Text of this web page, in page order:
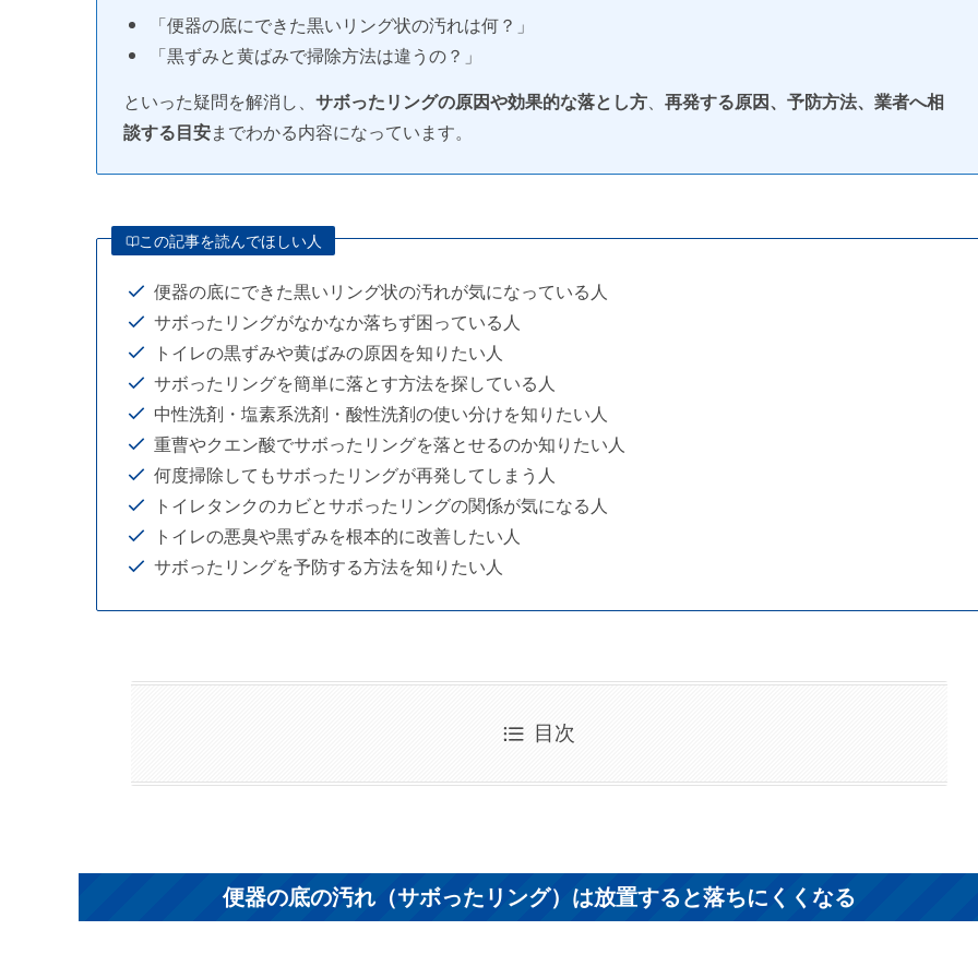
「便器の底にできた黒いリング状の汚れは何？」
「黒ずみと黄ばみで掃除方法は違うの？」
といった疑問を解消し、 サボったリングの原因や効果的な落とし方、 再発する原因、予防方法、業者へ相
談する目安までわかる内容になっています。
この記事を読んでほしい人
便器の底にできた黒いリング状の汚れが気になっている人
サボったリングがなかなか落ちず困っている人
トイレの黒ずみや黄ばみの原因を知りたい人
サボったリングを簡単に落とす方法を探している人
中性洗剤・塩素系洗剤・酸性洗剤の使い分けを知りたい人
重曹やクエン酸でサボったリングを落とせるのか知りたい人
何度掃除してもサボったリングが再発してしまう人
トイレタンクのカビとサボったリングの関係が気になる人
トイレの悪臭や黒ずみを根本的に改善したい人
サボったリングを予防する方法を知りたい人
目次
便器の底の汚れ（サボったリング）は放置すると落ちにくくなる